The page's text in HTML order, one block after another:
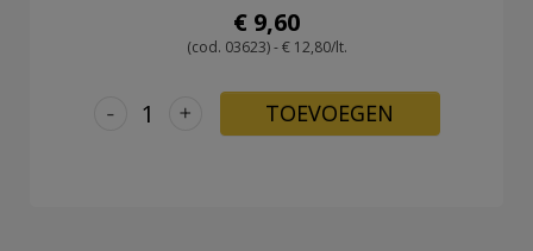
€ 9,60
(cod. 03623) - € 12,80/lt.
+
- TOEVOEGEN